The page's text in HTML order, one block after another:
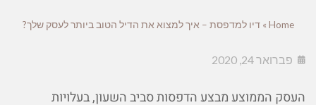
Home
»דיו למדפסת – איך למצוא את הדיל הטוב ביותר לעסק שלך?
פברואר 24, 2020
העסק הממוצע מבצע הדפסות סביב השעון, בעלויות